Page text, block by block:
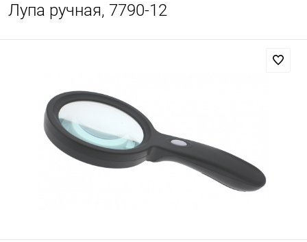
Лупа ручная, 7790-12